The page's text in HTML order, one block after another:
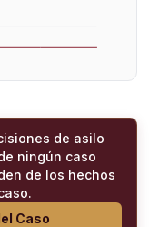
de asilo
ningún caso
de los hechos
Caso